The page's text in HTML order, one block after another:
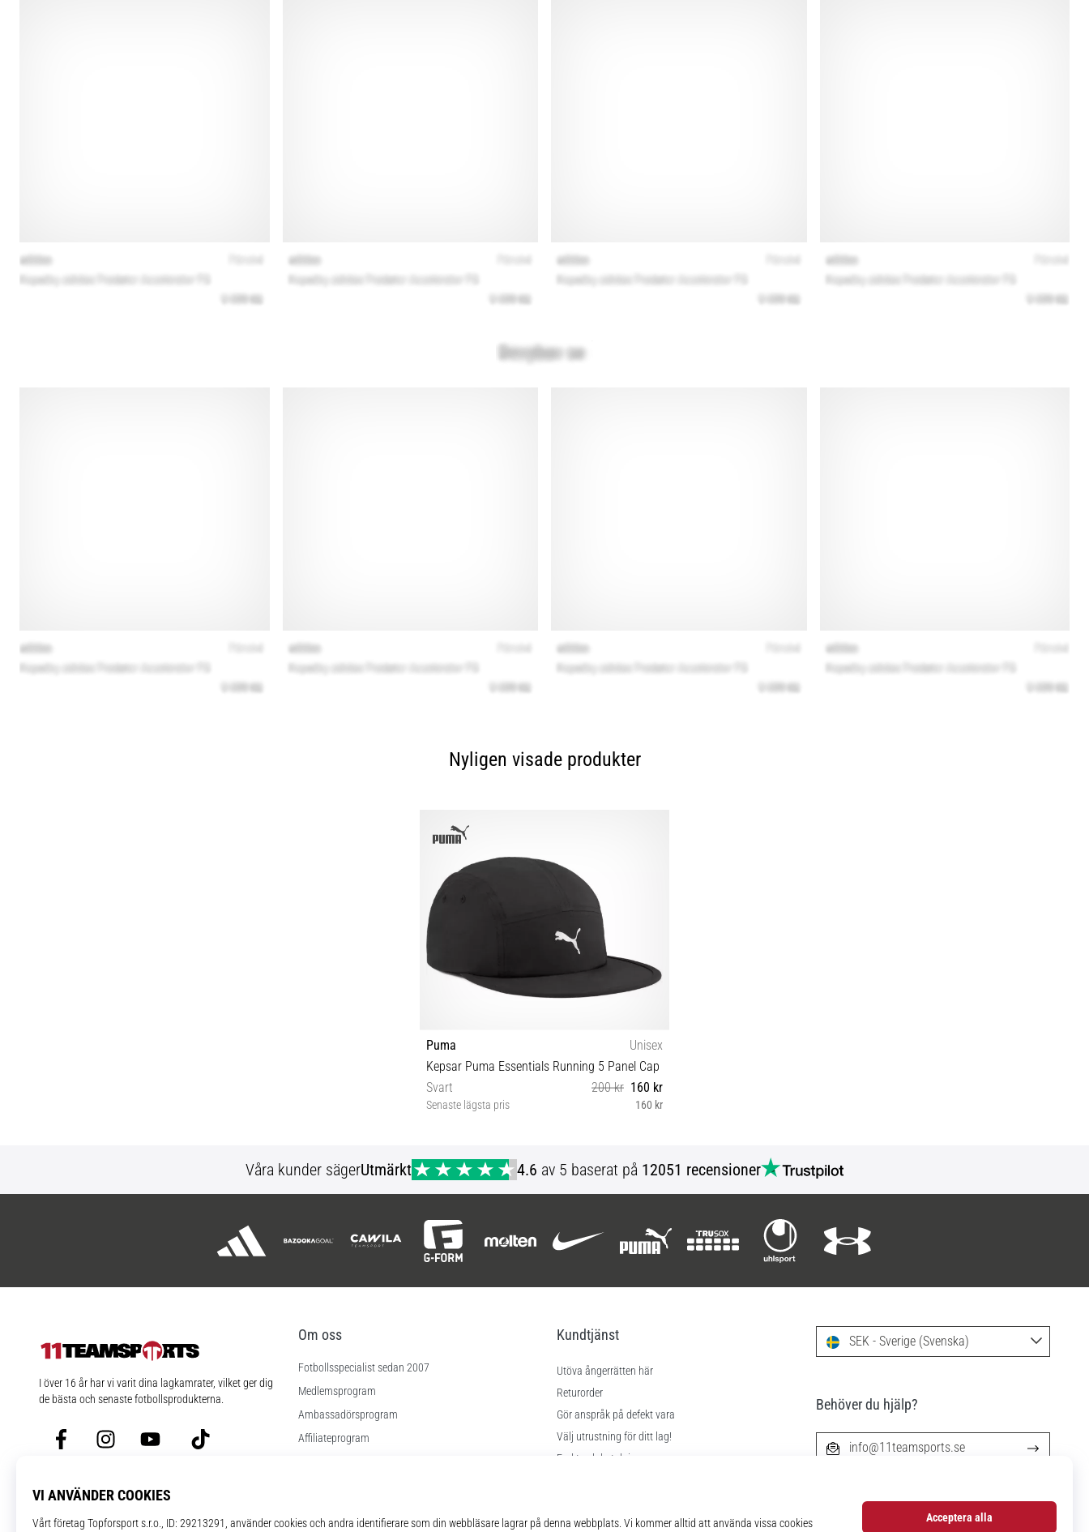
Nyligen visade produkter
Puma
Unisex
Kepsar Puma Essentials Running 5 Panel Cap
Svart
200 kr 160 kr
Senaste lägsta pris 160 kr
Våra kunder sägerUtmärkt 4.6 av 5 baserat på 12051 recensioner
11teamsports.se
I över 16 år har vi varit dina lagkamrater, vilket ger dig
de bästa och senaste fotbollsprodukterna.
FacebookInstagramYouTubeTikTok
Om oss
Fotbollsspecialist sedan 2007
Medlemsprogram
Ambassadörsprogram
Affiliateprogram
Kundtjänst
Utöva ångerrätten här
Returorder
Gör anspråk på defekt vara
Välj utrustning för ditt lag!
Frakt och betalning
FAQ
SEK - Sverige (Svenska)
Behöver du hjälp?
info@11teamsports.se